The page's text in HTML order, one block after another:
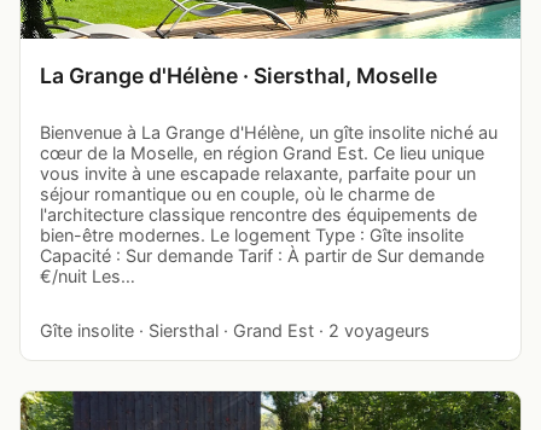
La Grange d'Hélène · Siersthal, Moselle
Bienvenue à La Grange d'Hélène, un gîte insolite niché au
cœur de la Moselle, en région Grand Est. Ce lieu unique
vous invite à une escapade relaxante, parfaite pour un
séjour romantique ou en couple, où le charme de
l'architecture classique rencontre des équipements de
bien-être modernes. Le logement Type : Gîte insolite
Capacité : Sur demande Tarif : À partir de Sur demande
€/nuit Les…
Gîte insolite · Siersthal · Grand Est · 2 voyageurs